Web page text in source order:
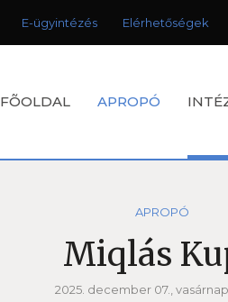
E-ügyintézés Elérhetőségek
FÕOLDAL APROPÓ
APROPÓ
Miqlás
2025. december 07., vasárnap